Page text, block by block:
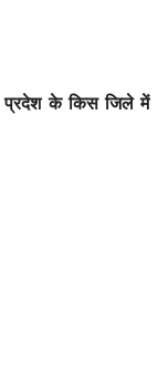
प्रदेश के किस जिले में